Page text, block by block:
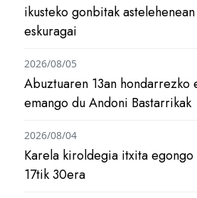
ikusteko gonbitak
eskuragai
Abuztuaren 13an hondarrezko
emango du Andoni Bastarrikak
2026/08/05
Karela kiroldegia itxita
17tik 30era
2026/08/04